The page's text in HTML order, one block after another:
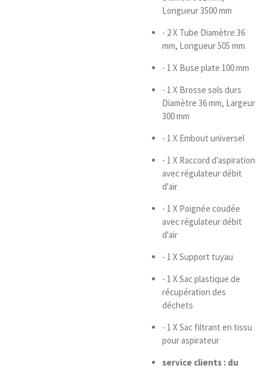
Longueur 3500 mm
- 2 X Tube Diamètre 36
mm, Longueur 505 mm
- 1 X Buse plate 100 mm
- 1 X Brosse sols durs
Diamètre 36 mm, Largeur
300 mm
- 1 X Embout universel
- 1 X Raccord d'aspiration
avec régulateur débit
d'air
- 1 X Poignée coudée
avec régulateur débit
d'air
- 1 X Support tuyau
- 1 X Sac plastique de
récupération des
déchets
- 1 X Sac filtrant en tissu
pour aspirateur
service clients : du